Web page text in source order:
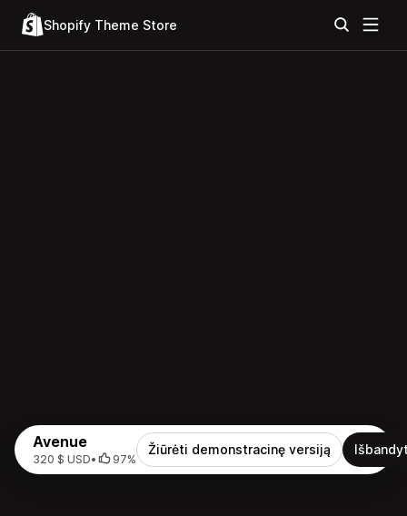
Shopify Theme Store
Avenue
320 $ USD• 97%
Žiūrėti demonstracinę versiją